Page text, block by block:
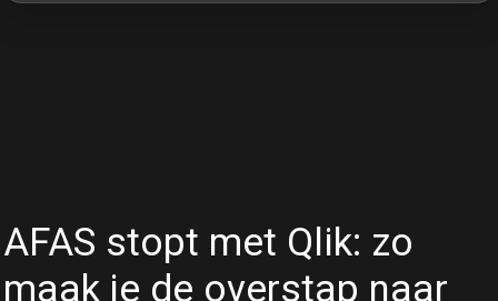
AFAS stopt met Qlik: zo
maak je de overstap naar